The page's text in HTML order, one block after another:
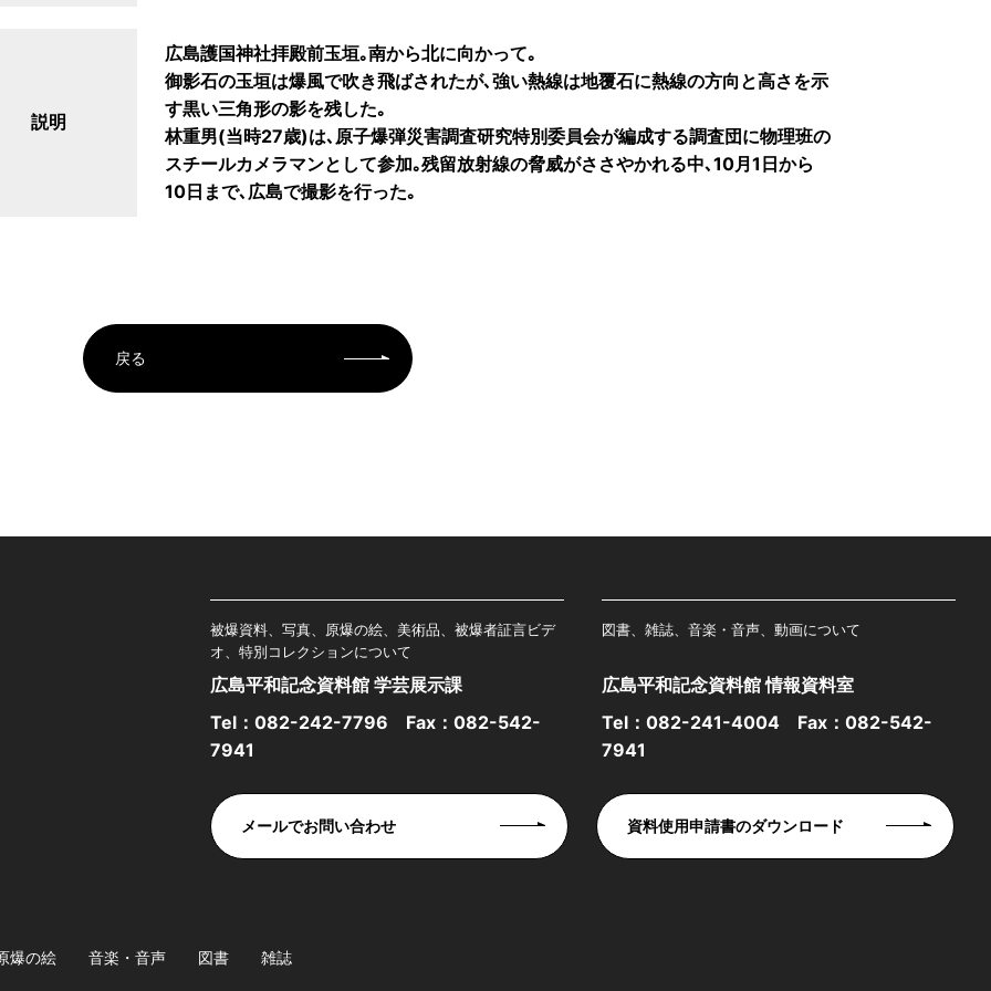
説明
広島護国神社拝殿前玉垣｡南から北に向かって｡
御影石の玉垣は爆風で吹き飛ばされたが､強い熱線は地覆石に熱線の方向と高さを示
す黒い三角形の影を残した｡
林重男(当時27歳)は､原子爆弾災害調査研究特別委員会が編成する調査団に物理班の
スチールカメラマンとして参加｡残留放射線の脅威がささやかれる中､10月1日から
10日まで､広島で撮影を行った｡
戻る
被爆資料、写真、原爆の絵、美術品、被爆者証言ビデ
オ、特別コレクションについて
広島平和記念資料館 学芸展示課
Tel： 082-242-7796 Fax：082-542-
7941
図書、雑誌、音楽・音声、動画について
広島平和記念資料館 情報資料室
Tel： 082-241-4004 Fax：082-542-
7941
メールでお問い合わせ 資料使用申請書のダウンロード
爆の絵 音楽・音声 図書 雑誌